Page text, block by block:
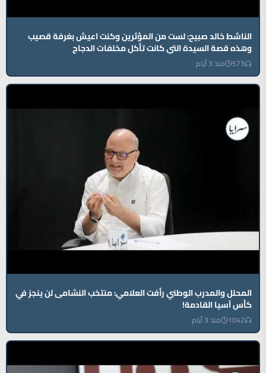
الناشط خالد صبيح: لست من المؤثرين وكنت اعيش بغرفة قصيب
وهذه قصة السيدة التي كانت تأكل مخلفات الدجاج
573 منذ 3 أيام
المحلل والمدرب الوطني رأفت العلامي: منتخب النشامى لن ينجز في
كأس آسيا القادمة!
1042 منذ 3 أيام